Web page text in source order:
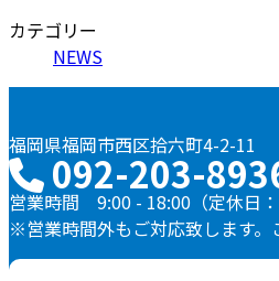
カテゴリー
NEWS
福岡県福岡市西区拾六町4-2-11
092-203-
営業時間 9:00 - 18:00（定休日：
※営業時間外もご対応致します。